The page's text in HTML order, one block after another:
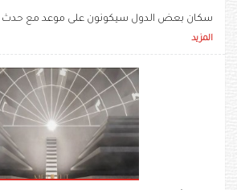
سكان بعض الدول سيكونون على موعد مع حدث
المزيد